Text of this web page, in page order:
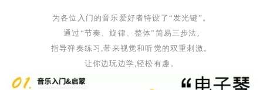
为各位入门的音乐爱好者特设了 “发光键” 。
通过 “节奏、旋律、整体”简易三步法 ,
指导弹奏练习 ,带来视觉和听觉的双重刺激 。
让你边玩边学,轻松有趣 。